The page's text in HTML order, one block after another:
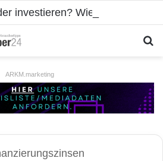
ARKM.marketing